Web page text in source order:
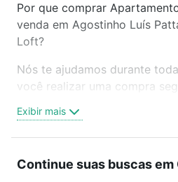
Por que comprar
venda em Agostinho Luís
Loft?
Nós te ajudamos durante
você realizar uma compra
trabalho e do metrô, aqui
oferta ideal de
conquistar seu sonho.
Exibir mais
Continue suas buscas em